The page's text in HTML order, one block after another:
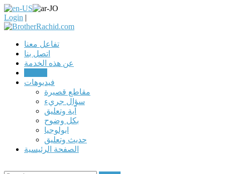
Login |
تفاعل معنا
اتصل بنا
عن هذه الخدمة
فيديوهات
مقاطع قصيرة
سؤال جريء
آية وتعليق
بكل وضوح
ابولوجيا
حديث وتعليق
الصفحة الرئيسية